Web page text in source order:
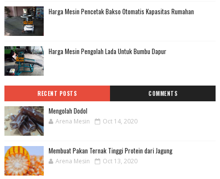
Harga Mesin Pencetak Bakso Otomatis Kapasitas Rumahan
Harga Mesin Pengolah Lada Untuk Bumbu Dapur
RECENT POSTS COMMENTS
Mengolah Dodol
Arena Mesin Oct 14, 2020
Membuat Pakan Ternak Tinggi Protein dari Jagung
Arena Mesin Oct 13, 2020